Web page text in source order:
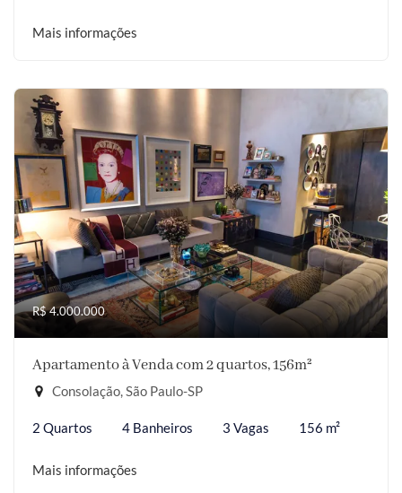
Mais informações
R$ 4.000.000
Apartamento à Venda com 2 quartos, 156m²
Consolação, São Paulo-SP
2 Quartos 4 Banheiros 3 Vagas 156 m²
Mais informações